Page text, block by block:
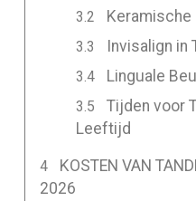
Keramische
Invisalign in
Linguale
Tijden voor
Leeftijd
KOSTEN VAN
2026